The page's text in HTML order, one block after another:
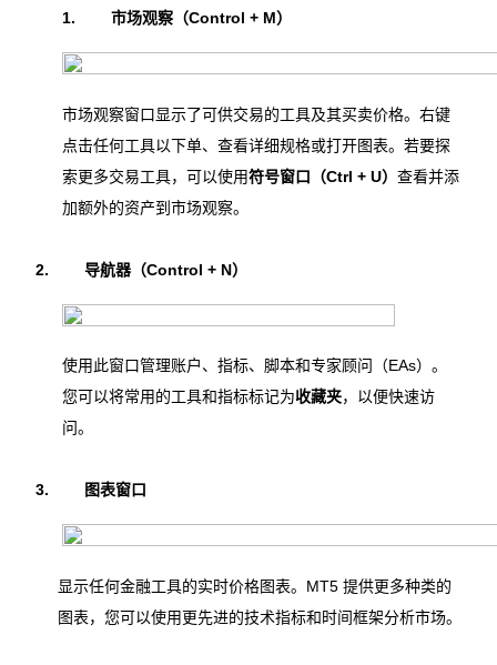
1. 市场观察（Control + M）
市场观察窗口显示了可供交易的工具及其买卖价格。右键
点击任何工具以下单、查看详细规格或打开图表。若要探
索更多交易工具，可以使用符号窗口（Ctrl + U） 查看并添
加额外的资产到市场观察。
2. 导航器（Control + N）
使用此窗口管理账户、指标、脚本和专家顾问（EAs）。
您可以将常用的工具和指标标记为收藏夹，以便快速访
问。
3. 图表窗口
显示任何金融工具的实时价格图表。MT5 提供更多种类的
图表，您可以使用更先进的技术指标和时间框架分析市场。